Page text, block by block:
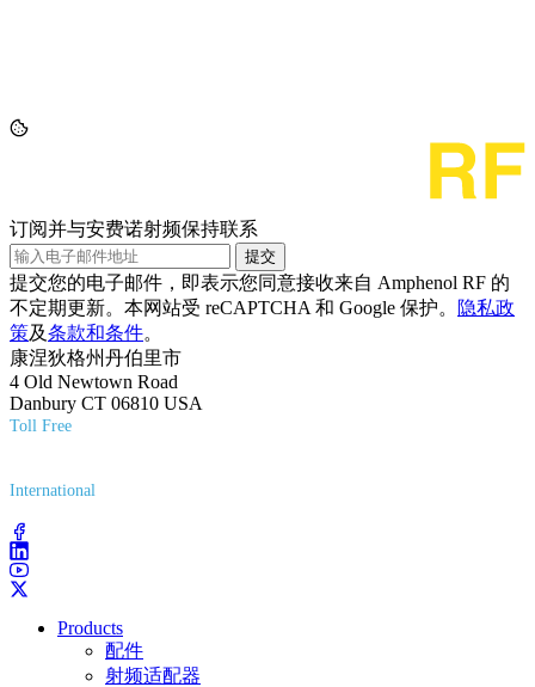
订阅并与安费诺射频保持联系
提交
提交您的电子邮件，即表示您同意接收来自 Amphenol RF 的
不定期更新。本网站受 reCAPTCHA 和 Google 保护。
隐私政
策及条款和条件。
康涅狄格州丹伯里市
4 Old Newtown Road
Danbury CT 06810 USA
Toll Free
International
Products
配件
射频适配器